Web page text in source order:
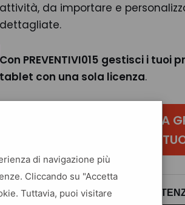
attività, da importare e
dettagliate.
Con PREVENTIVI015 gestisci i tuoi
tablet con una sola licenza.
PROVA
DAL
Voci listino CONTROLLO E
di navigazione più
Cliccando su "Accetta
Tuttavia, puoi visitare